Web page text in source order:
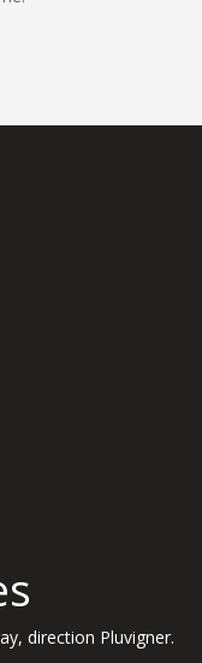
direction Pluvigner.